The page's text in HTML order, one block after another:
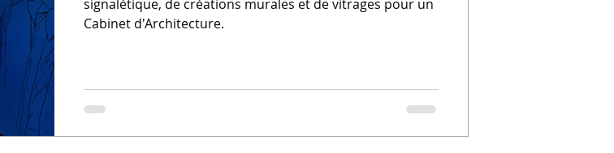
signalétique, de créations murales et de vitrages pour un
Cabinet d'Architecture.